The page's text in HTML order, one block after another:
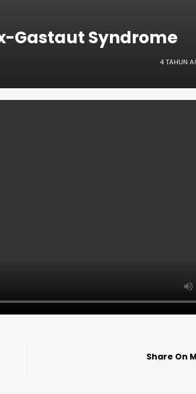
Gastaut Syndrome
4 TAHUN
Share On